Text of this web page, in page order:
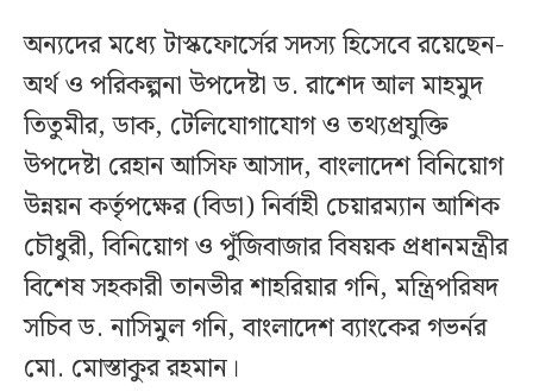
অন্যদের মধ্যে টাস্কফোর্সের সদস্য হিসেবে রয়েছেন-
অর্থ ও পরিকল্পনা উপদেষ্টা ড. রাশেদ আল মাহমুদ
তিতুমীর, ডাক, টেলিযোগাযোগ ও তথ্যপ্রযুক্তি
উপদেষ্টা রেহান আসিফ আসাদ, বাংলাদেশ বিনিয়োগ
উন্নয়ন কর্তৃপক্ষের (বিডা) নির্বাহী চেয়ারম্যান আশিক
চৌধুরী, বিনিয়োগ ও পুঁজিবাজার বিষয়ক প্রধানমন্ত্রীর
বিশেষ সহকারী তানভীর শাহরিয়ার গনি, মন্ত্রিপরিষদ
সচিব ড. নাসিমুল গনি, বাংলাদেশ ব্যাংকের গভর্নর
মো. মোস্তাকুর রহমান।